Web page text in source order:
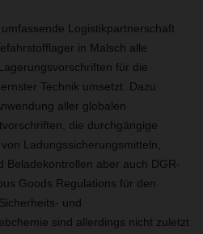
Logistikpartnerschaft
in Malsch alle
für die
Technik umsetzt. Dazu
aller globalen
die durchgängige
Ladungssicherungsmitteln,
Beladekontrollen aber auch DGR-
Goods Regulations für den
und
sind allerdings nicht zuletzt